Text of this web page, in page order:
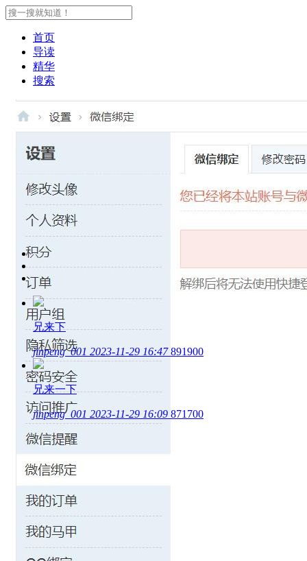
首页
导读
精华
搜索
兄来下
jinpeng_001 2023-11-29 16:47 891900
兄来一下
jinpeng_001 2023-11-29 16:09 871700